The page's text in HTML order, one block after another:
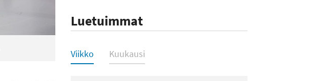
Luetuimmat
Luetuimmat
Viikko Kuukausi